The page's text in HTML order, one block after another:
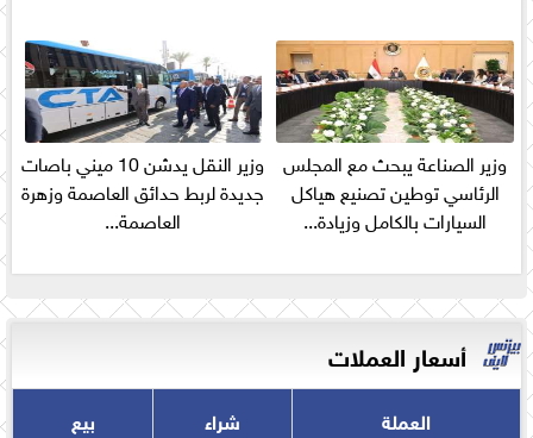
وزير الصناعة يبحث مع المجلس
الرئاسي توطين تصنيع هياكل
السيارات بالكامل وزيادة...
وزير النقل يدشن 10 ميني باصات
جديدة لربط حدائق العاصمة وزهرة
العاصمة...
أسعار العملات
العملة شراء بيع